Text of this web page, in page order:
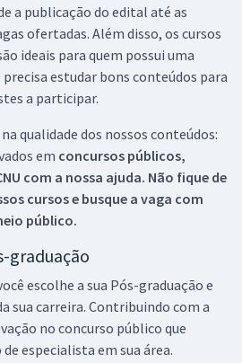
a publicação do edital até as
ofertadas. Além disso, os cursos
ideais para quem possui uma
estudar bons conteúdos para
a participar.
qualidade dos nossos conteúdos:
em concursos públicos,
com a nossa ajuda. Não fique de
cursos e busque a vaga com
público.
graduação
escolhe a sua Pós-graduação e
sua carreira. Contribuindo com a
no concurso público que
especialista em sua área.